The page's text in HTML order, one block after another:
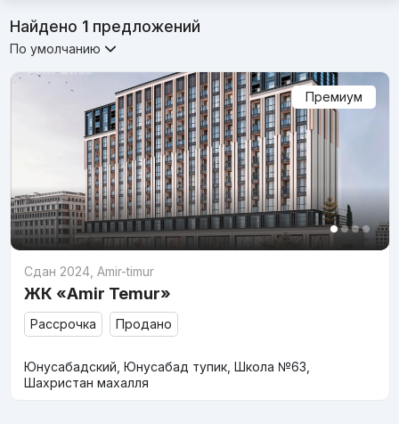
Найдено 1предложений
По умолчанию
Премиум
Сдан 2024, Amir-timur
ЖК «Amir Temur»
Рассрочка Продано
Юнусабадский, Юнусабад тупик, Школа №63,
Шахристан махалля